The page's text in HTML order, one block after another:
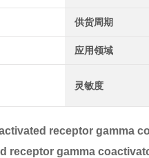
供货周期
应用领域
灵敏度
receptor gamma
receptor gamma